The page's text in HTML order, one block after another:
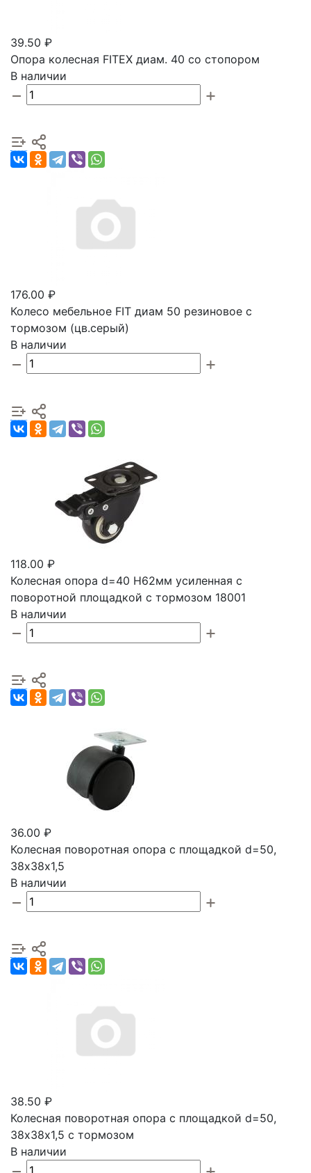
39.50 ₽
Опора колесная FITEX диам. 40 со стопором
В наличии
176.00 ₽
Колесо мебельное FIT диам 50 резиновое с
тормозом (цв.серый)
В наличии
118.00 ₽
Колесная опора d=40 H62мм усиленная с
поворотной площадкой с тормозом 18001
В наличии
36.00 ₽
Колесная поворотная опора с площадкой d=50,
38х38х1,5
В наличии
38.50 ₽
Колесная поворотная опора с площадкой d=50,
38х38х1,5 с тормозом
В наличии